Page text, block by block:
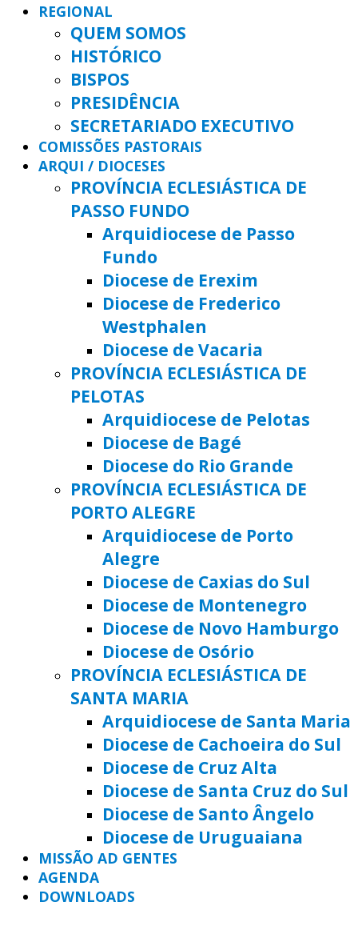
REGIONAL
QUEM SOMOS
HISTÓRICO
BISPOS
PRESIDÊNCIA
SECRETARIADO EXECUTIVO
COMISSÕES PASTORAIS
ARQUI / DIOCESES
PROVÍNCIA ECLESIÁSTICA DE
PASSO FUNDO
Arquidiocese de Passo
Fundo
Diocese de Erexim
Diocese de Frederico
Westphalen
Diocese de Vacaria
PROVÍNCIA ECLESIÁSTICA DE
PELOTAS
Arquidiocese de Pelotas
Diocese de Bagé
Diocese do Rio Grande
PROVÍNCIA ECLESIÁSTICA DE
PORTO ALEGRE
Arquidiocese de Porto
Alegre
Diocese de Caxias do Sul
Diocese de Montenegro
Diocese de Novo Hamburgo
Diocese de Osório
PROVÍNCIA ECLESIÁSTICA DE
SANTA MARIA
Arquidiocese de Santa Maria
Diocese de Cachoeira do Sul
Diocese de Cruz Alta
Diocese de Santa Cruz do Sul
Diocese de Santo Ângelo
Diocese de Uruguaiana
MISSÃO AD GENTES
AGENDA
DOWNLOADS